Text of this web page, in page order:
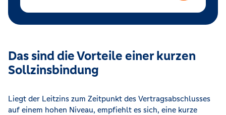
Das sind die Vorteile einer kurzen
Sollzinsbindung
Liegt der Leitzins zum Zeitpunkt des Vertragsabschlusses
auf einem hohen Niveau, empfiehlt es sich, eine kurze